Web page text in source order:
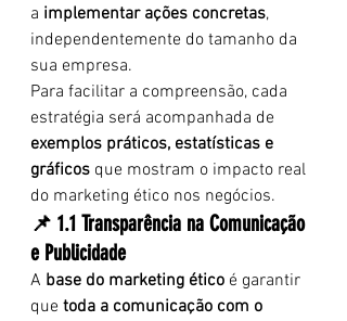
a implementar ações concretas,
independentemente do tamanho da
sua empresa.
Para facilitar a compreensão, cada
estratégia será acompanhada de
exemplos práticos, estatísticas e
gráficos que mostram o impacto real
do marketing ético nos negócios.
📌 1.1 Transparência na Comunicação
e Publicidade
A base do marketing ético é garantir
que toda a comunicação com o